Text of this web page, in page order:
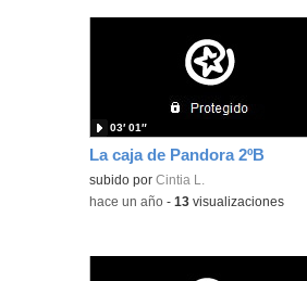
La caja de Pandora 2ºB
Contenido educativo.
subido porCintia L.
03′ 01″
-hace un año -13 visualizaciones